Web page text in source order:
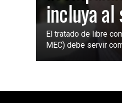
incluya al
El tratado de libre
MEC) debe servir